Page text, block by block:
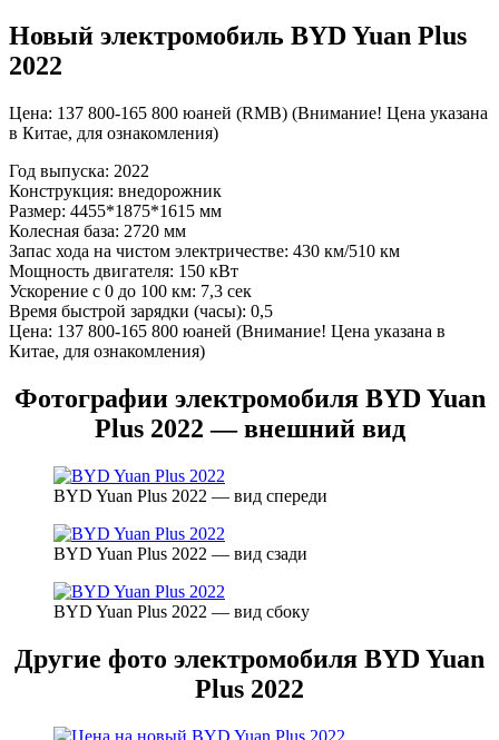
Новый электромобиль BYD Yuan Plus
2022
Цена: 137 800-165 800 юаней (RMB) (Внимание! Цена указана
в Китае, для ознакомления)
Год выпуска: 2022
Конструкция: внедорожник
Размер: 4455*1875*1615 мм
Колесная база: 2720 мм
Запас хода на чистом электричестве: 430 км/510 км
Мощность двигателя: 150 кВт
Ускорение с 0 до 100 км: 7,3 сек
Время быстрой зарядки (часы): 0,5
Цена: 137 800-165 800 юаней (Внимание! Цена указана в
Китае, для ознакомления)
Фотографии электромобиля BYD Yuan
Plus 2022 — внешний вид
BYD Yuan Plus 2022 — вид спереди
BYD Yuan Plus 2022 — вид сзади
BYD Yuan Plus 2022 — вид сбоку
Другие фото электромобиля BYD Yuan
Plus 2022